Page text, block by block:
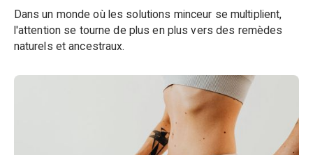
Dans un monde où les solutions minceur se multiplient,
l'attention se tourne de plus en plus vers des remèdes
naturels et ancestraux.